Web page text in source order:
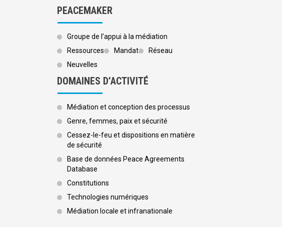
PEACEMAKER
Groupe de l’appui à la médiation
Ressources
Mandat
Réseau
Neuvelles
DOMAINES D’ACTIVITÉ
Médiation et conception des processus
Genre, femmes, paix et sécurité
Cessez-le-feu et dispositions en matière
de sécurité
Base de données Peace Agreements
Database
Constitutions
Technologies numériques
Médiation locale et infranationale